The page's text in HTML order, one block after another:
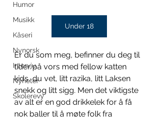
Humor
Musikk
Kåseri
Nynorsk
Intervju
Nyheter
Skolerevy
Under 18
Er du som meg, befinner du deg til
tider på vors med fellow katten
kids, du vet, litt razika, litt Laksen
snekk og litt sigg. Men det viktigste
av alt er en god drikkelek for å få
nok baller til å møte folk fra